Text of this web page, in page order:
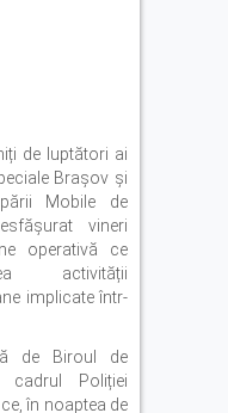
de luptători ai
Brașov și
Mobile de
vineri
operativă ce
activității
implicate într-
de Biroul de
cadrul Poliției
în noaptea de